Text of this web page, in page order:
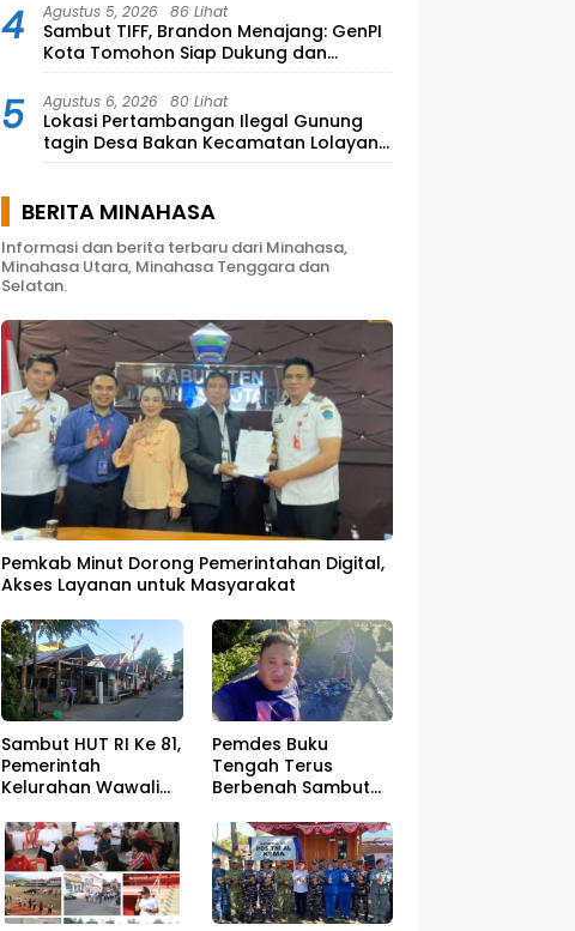
4 Agustus 5, 2026 86 Lihat
Sambut TIFF, Brandon Menajang: ​GenPI
Kota Tomohon Siap Dukung dan
Sukseskan TIFF 2026
5 Agustus 6, 2026 80 Lihat
Lokasi Pertambangan Ilegal Gunung
tagin Desa Bakan Kecamatan Lolayan
Kabupaten Bolaang Mongondow di
TIPEDTER MABES POLRI
BERITA MINAHASA
Informasi dan berita terbaru dari Minahasa,
Minahasa Utara, Minahasa Tenggara dan
Selatan.
Pemkab Minut Dorong Pemerintahan Digital,
Akses Layanan untuk Masyarakat
Sambut HUT RI Ke 81,
Pemerintah
Kelurahan Wawali
Bersih
Pemdes Buku
Tengah Terus
Berbenah Sambut